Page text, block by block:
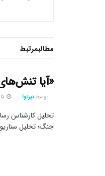
مطالبمرتبط
«آیا
توسط نیرتوا
تحلیل کارشناس
جنگ؛ تحلیل